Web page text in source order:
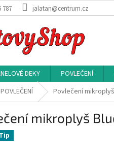
787 jalatan@centrum.cz
DEKY POVLEČENÍ
POVLEČENÍ Povlečení
mikroplyš
Tip